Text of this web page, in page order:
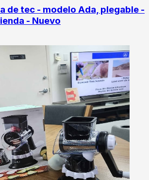
de tec - modelo Ada, plegable -
- Nuevo